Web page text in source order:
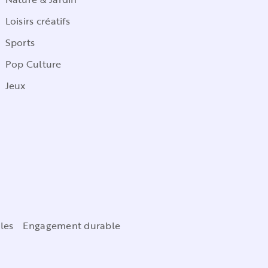
Loisirs créatifs
Sports
Pop Culture
Jeux
Engagement durable